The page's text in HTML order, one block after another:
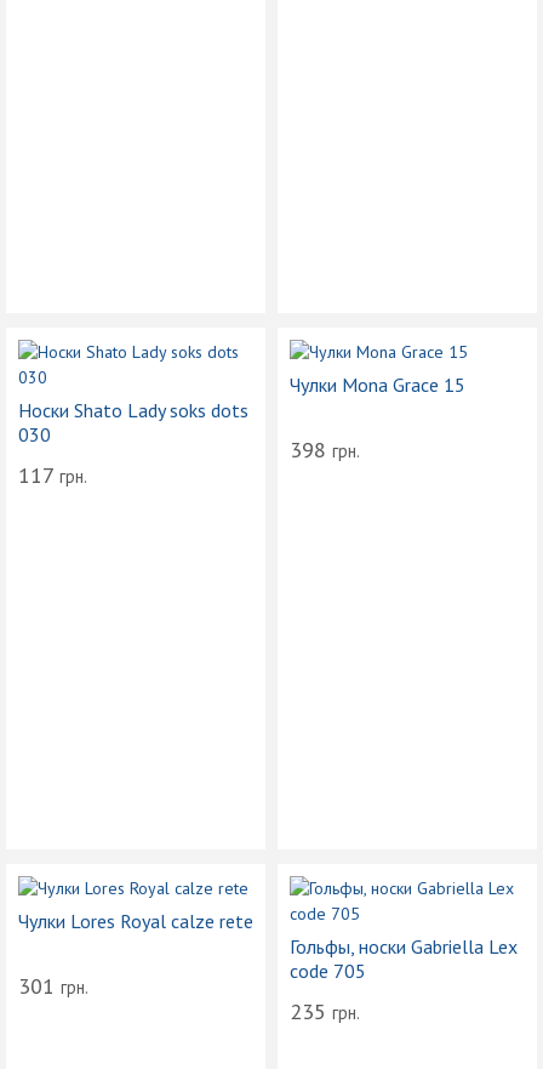
Носки Shato Lady soks dots
030
117 грн.
Чулки Mona Grace 15
398 грн.
Чулки Lores Royal calze rete
301 грн.
Гольфы, носки Gabriella Lex
code 705
235 грн.